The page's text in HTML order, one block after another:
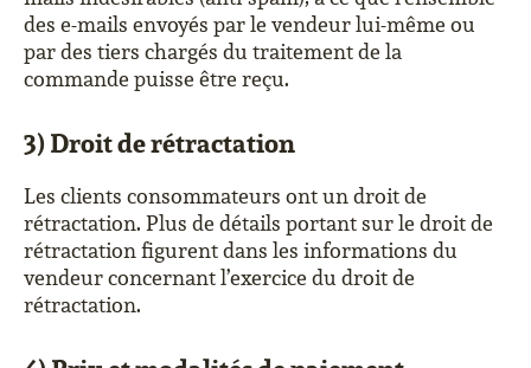
des e-mails envoyés par le vendeur lui-même ou
par des tiers chargés du traitement de la
commande puisse être reçu.
3) Droit de rétractation
Les clients consommateurs ont un droit de
rétractation. Plus de détails portant sur le droit de
rétractation figurent dans les informations du
vendeur concernant l’exercice du droit de
rétractation.